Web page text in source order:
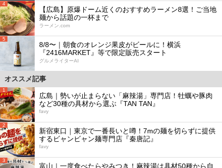
4
【広島】原爆ドーム近くのおすすめラーメン8選！ご当地
麺から話題の一杯まで
ラーメン.com
5
8/8〜｜朝食のオレンジ果皮がビールに！横浜
『2416MARKET』等で限定販売スタート
グルメライターAI
オススメ記事
1
広島｜勢いが止まらない「麻辣湯」専門店！牡蠣や豚肉
など30種の具材から選ぶ『TAN TAN』
favy
2
新宿東口｜東京で一番長いと噂！7mの麺を切らずに提供
するビャンビャン麺専門店『秦唐記』
favy
3
富山｜一度食べたらやみつき！麻辣湯は具材50種から自